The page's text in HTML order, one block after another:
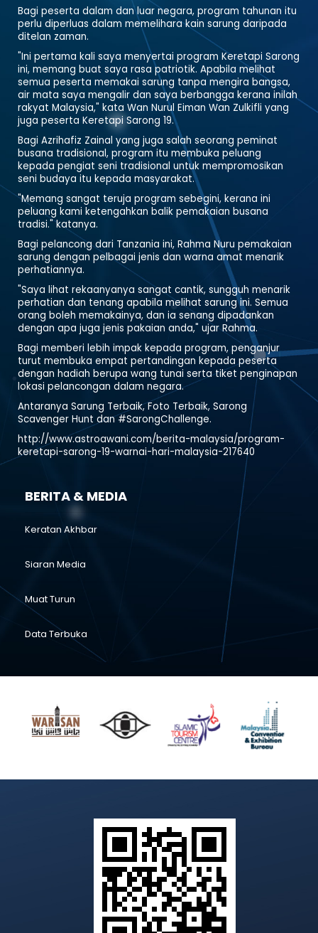
Bagi peserta dalam dan luar negara, program tahunan itu
perlu diperluas dalam memelihara kain sarung daripada
ditelan zaman.
"Ini pertama kali saya menyertai program Keretapi Sarong
ini, memang buat saya rasa patriotik. Apabila melihat
semua peserta memakai sarung tanpa mengira bangsa,
air mata saya mengalir dan saya berbangga kerana inilah
rakyat Malaysia," kata Wan Nurul Eiman Wan Zulkifli yang
juga peserta Keretapi Sarong 19.
Bagi Azrihafiz Zainal yang juga salah seorang peminat
busana tradisional, program itu membuka peluang
kepada pengiat seni tradisional untuk mempromosikan
seni budaya itu kepada masyarakat.
"Memang sangat teruja program sebegini, kerana ini
peluang kami ketengahkan balik pemakaian busana
tradisi." katanya.
Bagi pelancong dari Tanzania ini, Rahma Nuru pemakaian
sarung dengan pelbagai jenis dan warna amat menarik
perhatiannya.
"Saya lihat rekaanyanya sangat cantik, sungguh menarik
perhatian dan tenang apabila melihat sarung ini. Semua
orang boleh memakainya, dan ia senang dipadankan
dengan apa juga jenis pakaian anda," ujar Rahma.
Bagi memberi lebih impak kepada program, penganjur
turut membuka empat pertandingan kepada peserta
dengan hadiah berupa wang tunai serta tiket penginapan
lokasi pelancongan dalam negara.
Antaranya Sarung Terbaik, Foto Terbaik, Sarong
Scavenger Hunt dan #SarongChallenge.
http://www.astroawani.com/berita-malaysia/program-
keretapi-sarong-19-warnai-hari-malaysia-217640
BERITA & MEDIA
Keratan Akhbar
Siaran Media
Muat Turun
Data Terbuka